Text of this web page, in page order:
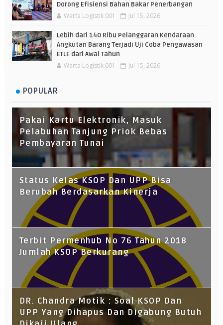
Dorong Efisiensi Bahan Bakar Penerbangan
Warta Logistik 001 Jul 15, 2026
Lebih dari 140 Ribu Pelanggaran Kendaraan
Angkutan Barang Terjadi Uji Coba Pengawasan
ETLE dari Awal Tahun
Warta Logistik 001 Jul 15, 2026
POPULAR
Pakai Kartu Elektronik, Masuk
Pelabuhan Tanjung Priok Bebas
Pembayaran Tunai
Status Kelas KSOP Dan UPP Bisa
Berubah Berdasarkan Kinerja
Terbit Permenhub No 76 Tahun 2018
Jumlah KSOP Berkurang
DR. Chandra Motik : Soal KSOP Dan
UPP Yang Dihapus Dan Digabung Butuh